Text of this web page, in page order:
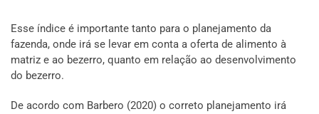
Esse índice é importante tanto para o planejamento da
fazenda, onde irá se levar em conta a oferta de alimento à
matriz e ao bezerro, quanto em relação ao desenvolvimento
do bezerro.
De acordo com Barbero (2020) o correto planejamento irá